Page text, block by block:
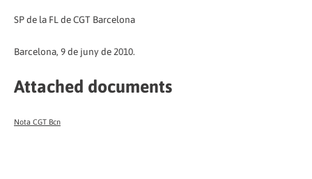
SP de la FL de CGT Barcelona
Barcelona, 9 de juny de 2010.
Attached documents
Nota CGT Bcn